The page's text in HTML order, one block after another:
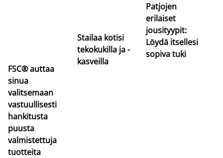
FSC® auttaa
sinua
valitsemaan
vastuullisesti
hankitusta
puusta
valmistettuja
tuotteita
Stailaa kotisi
tekokukilla ja -
kasveilla
Patjojen
erilaiset
jousityypit:
Löydä itsellesi
sopiva tuki